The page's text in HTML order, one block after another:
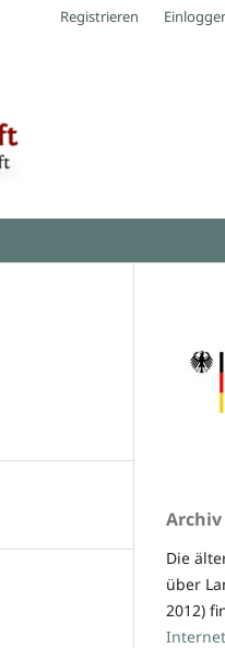
Registrieren
Archiv
Die
über
2012)